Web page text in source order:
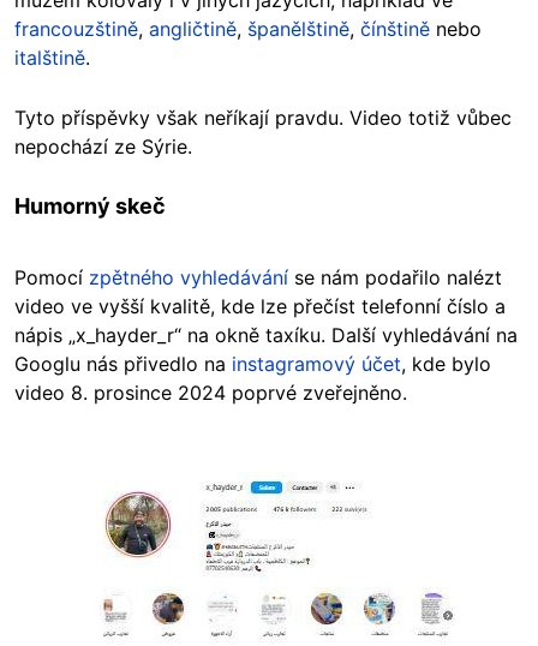
francouzštině, angličtině, španělštině, čínštině nebo
italštině.
Tyto příspěvky však neříkají pravdu. Video totiž vůbec
nepochází ze Sýrie.
Humorný skeč
Pomocí zpětného vyhledávání se nám podařilo nalézt
video ve vyšší kvalitě, kde lze přečíst telefonní číslo a
nápis „x_hayder_r“ na okně taxíku. Další vyhledávání na
Googlu nás přivedlo na instagramový účet, kde bylo
video 8. prosince 2024 poprvé zveřejněno.